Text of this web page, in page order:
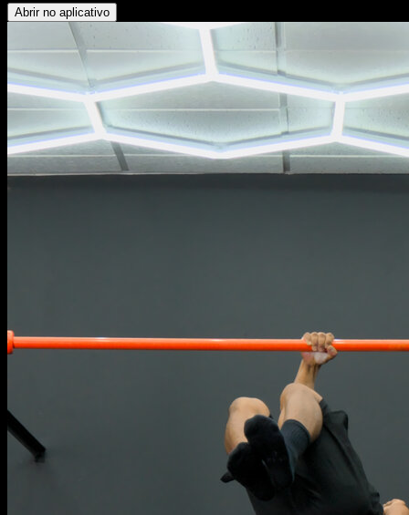
Abrir no aplicativo